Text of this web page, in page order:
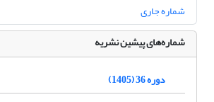
شماره جاری
شماره‌های پیشین نشریه
دوره 36 (1405)